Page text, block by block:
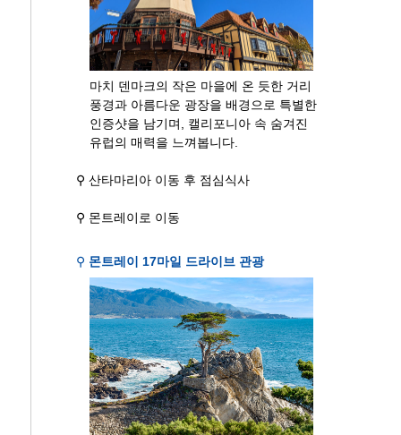
마치 덴마크의 작은 마을에 온 듯한 거리
풍경과 아름다운 광장을 배경으로 특별한
인증샷을 남기며, 캘리포니아 속 숨겨진
유럽의 매력을 느껴봅니다.
⚲ 산타마리아 이동 후 점심식사
⚲ 몬트레이로 이동
⚲ 몬트레이 17마일 드라이브 관광